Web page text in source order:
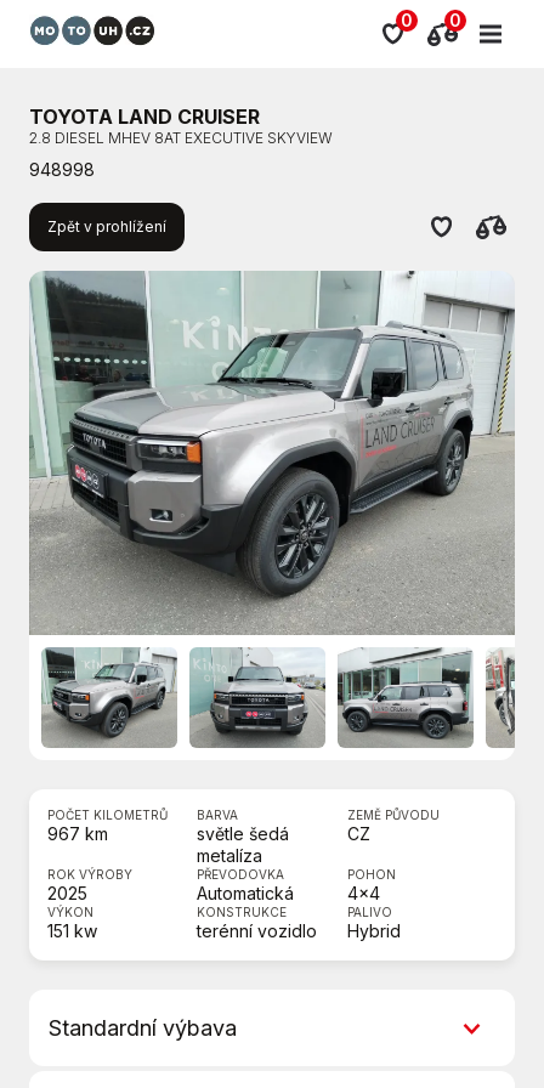
0 0
TOYOTA LAND CRUISER
2.8 DIESEL MHEV 8AT EXECUTIVE SKYVIEW
948998
Zpět v prohlížení
POČET KILOMETRŮ
967 km
BARVA
světle šedá
metalíza
ZEMĚ PŮVODU
CZ
ROK VÝROBY
2025
PŘEVODOVKA
Automatická
POHON
4x4
VÝKON
151 kw
KONSTRUKCE
terénní vozidlo
PALIVO
Hybrid
Standardní výbava